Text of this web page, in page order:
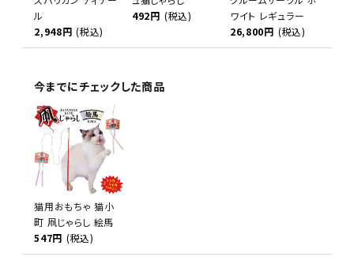
ル
2,948円 (税込)
492円 (税込)
ワイト レギュラー
26,800円 (税込)
今までにチェックした商品
猫用おもちゃ 猫小
町 凧じゃらし 絵馬
547円 (税込)